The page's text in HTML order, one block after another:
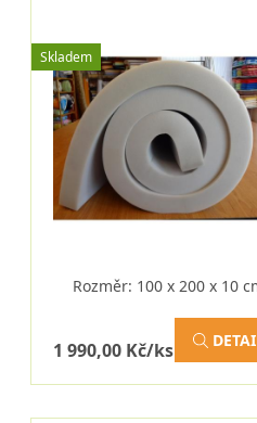
Skladem
Rozměr: 100 x 200 x 10
1 990,00 Kč/ks